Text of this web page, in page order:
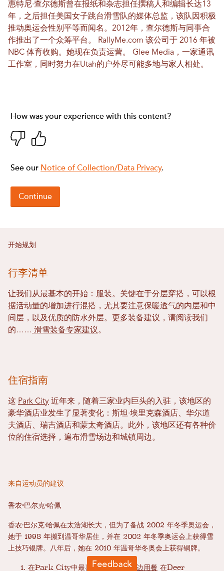
惠特尼·查尔德斯曾在报纸和杂志担任撰稿人和编辑长达13
年，之后担任美国女子跳台滑雪队的媒体总监，该队因积极
推动奥运会性别平等而闻名。2012年，查尔德斯与同事合
作推出了一个众筹平台。 RallyMe.com 该公司于 2016 年被
NBC 体育收购。她现在负责运营。 Glee Media ，一家通讯
工作室，同时努力在Utah的户外尽可能多地与家人相处。
开始规划
行李清单
让我们从最基本的开始：服装。关键在于分层穿搭，可以根
据活动量的增加进行混搭，尤其要注意保暖透气的内层和中
间层，以及优质的防水外层。更多装备建议，请阅读我们
的…… 滑雪装备专家建议。
住宿指南
这 Park City 近年来，随着三家业内巨头的入驻，该地区的
豪华酒店业发生了显著变化：斯坦·埃里克森酒店、华尔道
夫酒店、瑞吉酒店和蒙太奇酒店。此外，该地区还有各种价
位的住宿选择，遍布滑雪场边和城镇周边。
来自运动员的建议
香农·巴尔克·哈佩
香农·巴尔克·哈佩在太浩湖长大，但为了备战 2002 年冬季奥运会，
她于 1998 年搬到温哥华居住，并在 2002 年冬季奥运会上获得雪
上技巧银牌。八年后，她在 2010 年温哥华冬奥会上获得铜牌。
在Park City中最喜欢的餐厅： 炉边用餐 在Deer